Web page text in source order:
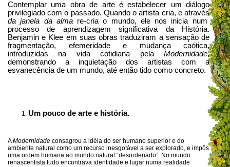
Contemplar uma obra de arte é estabelecer um diálogo
privilegiado com o passado. Quando o artista cria, e através
da janela da almare-cria o mundo, ele nos inicia num
processo de aprendizagem significativa da História.
Benjamin e Klee em suas obras traduziram a sensação de
fragmentação, efemeridade e mudança caótica,
introduzidas na vida cotidiana pela Modernidade,
demonstrando a inquietação dos artistas com a
esvanecência de um mundo, até então tido como concreto.
Um pouco de arte e história.
AModernidade consagrou a idéia do ser humano superior e do
ambiente natural como um recurso inesgotável a ser explorado, e impôs
uma ordem humana ao mundo natural “desordenado”. No mundo
renascentista tudo encontrava identidade e lugar numa realidade